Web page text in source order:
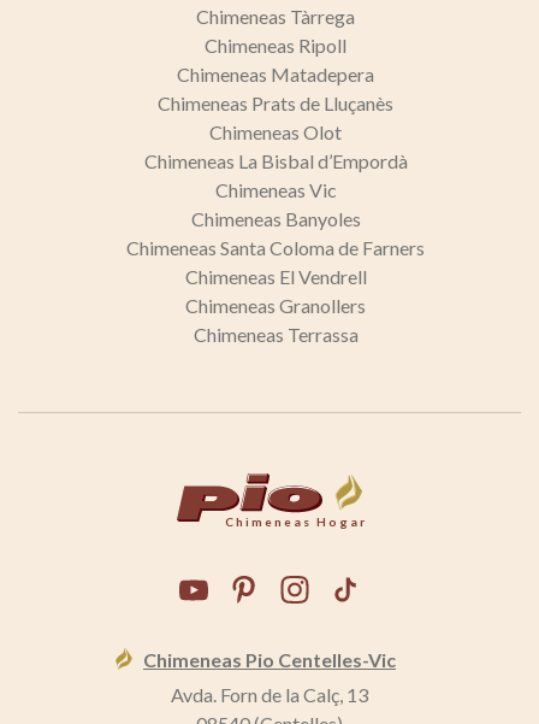
Chimeneas Tàrrega
Chimeneas Ripoll
Chimeneas Matadepera
Chimeneas Prats de Lluçanès
Chimeneas Olot
Chimeneas La Bisbal d’Empordà
Chimeneas Vic
Chimeneas Banyoles
Chimeneas Santa Coloma de Farners
Chimeneas El Vendrell
Chimeneas Granollers
Chimeneas Terrassa
Chimeneas Hogar
Chimeneas Pio Centelles-Vic
Avda. Forn de la Calç, 13